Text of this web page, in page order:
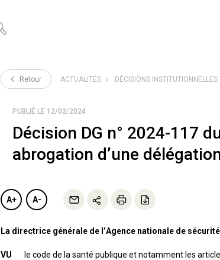
Retour ACTUALITÉS DÉCISIONS INSTITUTIONNELLES
PUBLIÉ LE 12/02/2024
Décision DG n° 2024-117
abrogation d’une
A+ A-
La directrice générale de l’Agence nationale de
VU le code de la santé publique et notamment les